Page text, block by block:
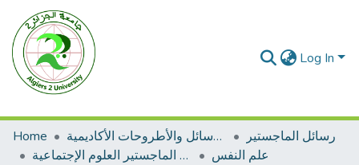
Log In
Home الرسائل والأطروحات الأكاديمية
رسائل الماجستير
رسائل الماجستير العلوم الإجتماعية
علم النفس